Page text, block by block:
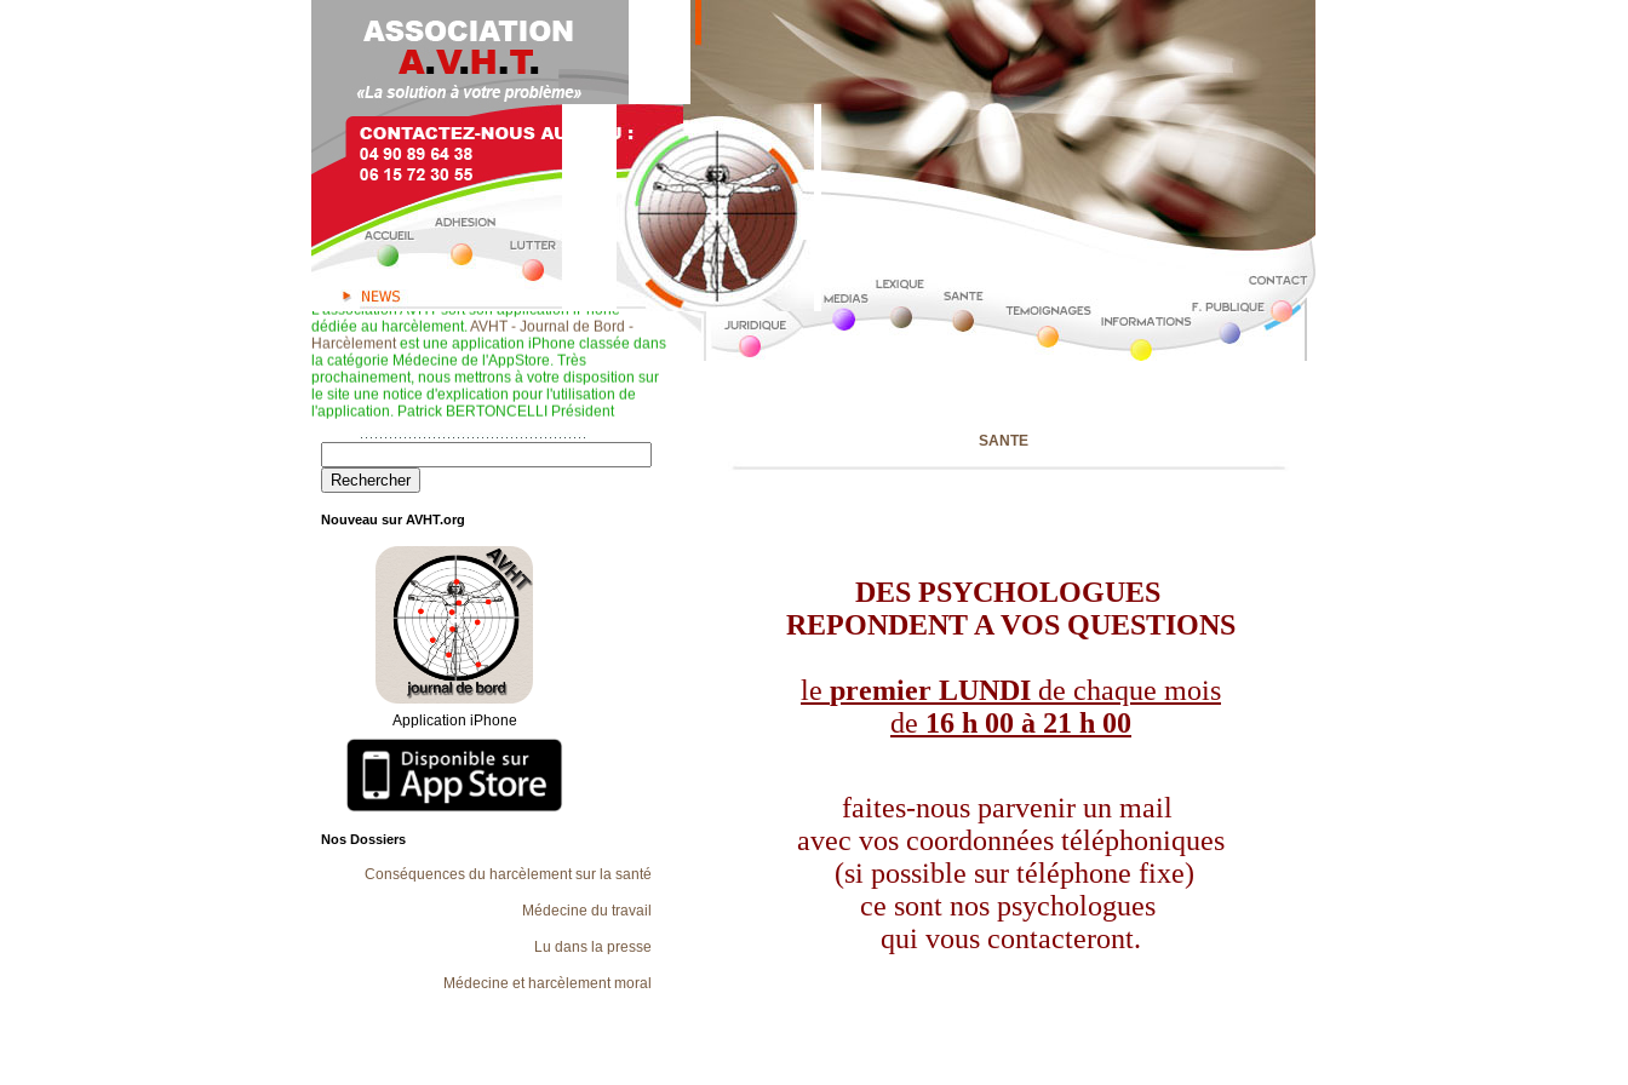
L'association AVHT sort son application iPhone
dédiée au harcèlement. AVHT - Journal de Bord -
Harcèlement est une application iPhone classée dans
la catégorie Médecine de l'AppStore. Très
prochainement, nous mettrons à votre disposition sur
le site une notice d'explication pour l'utilisation de
l'application. Patrick BERTONCELLI Président
A lire, paru aux Editions Société des écrivains : "Cher
Coulomb. Voir notre rubrique Media
de ses bureaux à Avignon. Pour plus d'information
vous pouvez nous contacter au 04.90.89.64.38 ou au
06.15.72.30.55. Vous pouvez également nous
adresser vos mails à l'adresse[email protected]
Président de l'AVHT
Le soutien psychologique est maintenu le premier
lundi du mois en soirée. L'adhérent(e) nous confirme
par mail sa demande de soutien et nous donne ses
coordonnées téléphoniques afin que nous les
transmettions au psychologue qui le/la rappellera.
Merci de donner une ligne fixe de préférence.
Suite à notre demande de rendez-vous auprès du
Ministère du Travail, vous trouverez dans la rubrique
"accueil", le compte rendu de l'entretien du 3 octobre
SANTE
Nouveau sur AVHT.org
Application iPhone
Nos Dossiers
Conséquences du harcèlement sur la santé
Médecine du travail
Lu dans la presse
Médecine et harcèlement moral
DES PSYCHOLOGUES
REPONDENT A VOS QUESTIONS
le premier LUNDI de chaque mois
de 16 h 00 à 21 h 00
faites-nous parvenir un mail
avec vos coordonnées téléphoniques
(si possible sur téléphone fixe)
ce sont nos psychologues
qui vous contacteront.